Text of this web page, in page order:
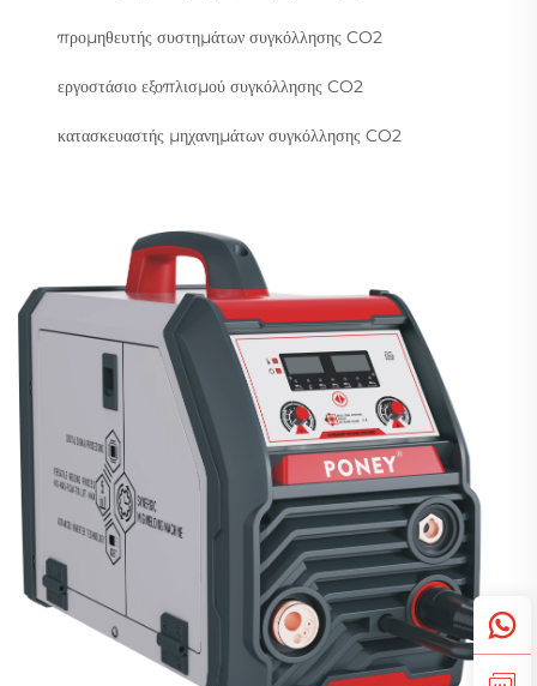
προμηθευτής συστημάτων συγκόλλησης CO2
εργοστάσιο εξοπλισμού συγκόλλησης CO2
κατασκευαστής μηχανημάτων συγκόλλησης CO2